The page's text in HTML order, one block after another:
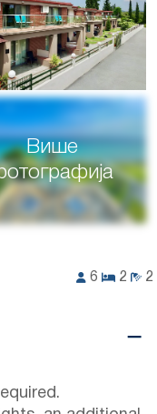
Више
6 2 2